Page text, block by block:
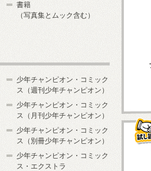
書籍
（写真集とムック含む）
少年チャンピオン・コミック
ス（週刊少年チャンピオン）
少年チャンピオン・コミック
ス（月刊少年チャンピオン）
少年チャンピオン・コミック
ス（別冊少年チャンピオン）
少年チャンピオン・コミック
ス・エクストラ